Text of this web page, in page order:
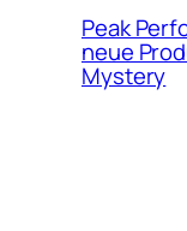
Peak
neue
Mystery